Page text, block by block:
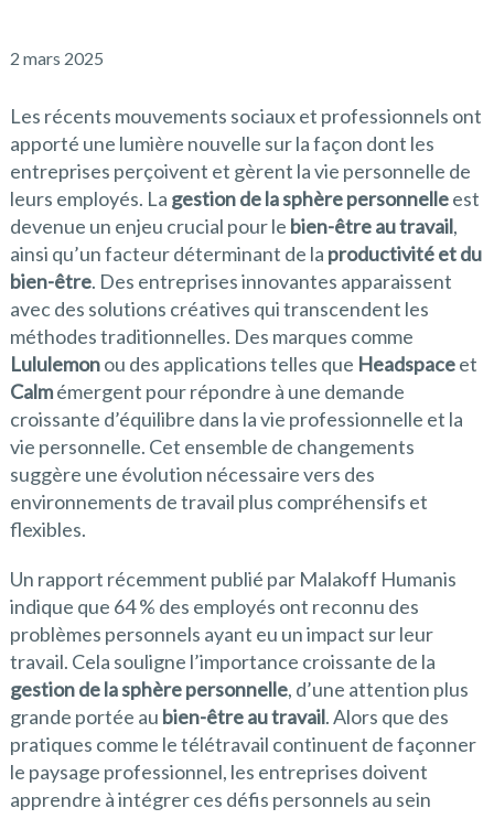
2 mars 2025
Les récents mouvements sociaux et professionnels ont
apporté une lumière nouvelle sur la façon dont les
entreprises perçoivent et gèrent la vie personnelle de
leurs employés. La gestion de la sphère personnelleest
devenue un enjeu crucial pour le bien-être au travail,
ainsi qu’un facteur déterminant de la productivité et du
bien-être. Des entreprises innovantes apparaissent
avec des solutions créatives qui transcendent les
méthodes traditionnelles. Des marques comme
Lululemonou des applications telles que Headspaceet
Calmémergent pour répondre à une demande
croissante d’équilibre dans la vie professionnelle et la
vie personnelle. Cet ensemble de changements
suggère une évolution nécessaire vers des
environnements de travail plus compréhensifs et
flexibles.
Un rapport récemment publié par Malakoff Humanis
indique que 64 % des employés ont reconnu des
problèmes personnels ayant eu un impact sur leur
travail. Cela souligne l’importance croissante de la
gestion de la sphère personnelle, d’une attention plus
grande portée au bien-être au travail. Alors que des
pratiques comme le télétravail continuent de façonner
le paysage professionnel, les entreprises doivent
apprendre à intégrer ces défis personnels au sein